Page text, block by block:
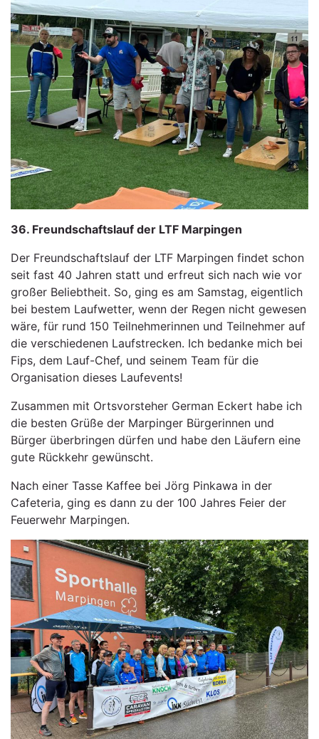
36. Freundschaftslauf der LTF Marpingen
Der Freundschaftslauf der LTF Marpingen findet schon
seit fast 40 Jahren statt und erfreut sich nach wie vor
großer Beliebtheit. So, ging es am Samstag, eigentlich
bei bestem Laufwetter, wenn der Regen nicht gewesen
wäre, für rund 150 Teilnehmerinnen und Teilnehmer auf
die verschiedenen Laufstrecken. Ich bedanke mich bei
Fips, dem Lauf-Chef, und seinem Team für die
Organisation dieses Laufevents!
Zusammen mit Ortsvorsteher German Eckert habe ich
die besten Grüße der Marpinger Bürgerinnen und
Bürger überbringen dürfen und habe den Läufern eine
gute Rückkehr gewünscht.
Nach einer Tasse Kaffee bei Jörg Pinkawa in der
Cafeteria, ging es dann zu der 100 Jahres Feier der
Feuerwehr Marpingen.